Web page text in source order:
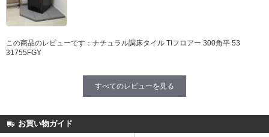
この商品のレビューです： ナチュラル調床タイル TIフロアー 300角平 53
31755FGY
すべてのレビューを見る
お買い物ガイド